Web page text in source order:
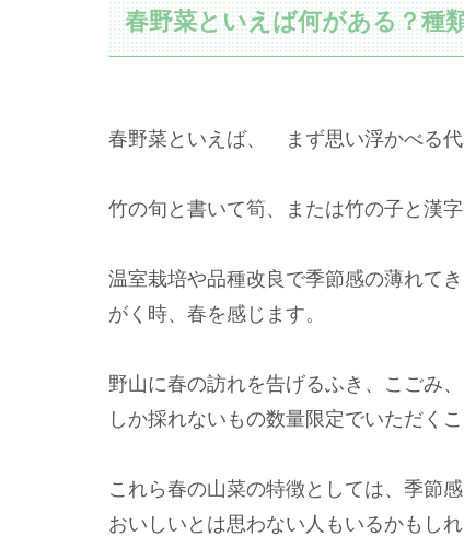
春野菜といえば何がある？種
春野菜といえば、 まず思い浮かべる代
竹の旬と書いて筍、または竹の子と漢字
温室栽培や品種改良で季節感の薄れて
がく時、春を感じます。
野山に春の訪れを告げるふき、こごみ
しか採れないもの数量限定でいただく
これら春の山菜の特徴としては、季節
おいしいとは思わない人もいるかもしれ